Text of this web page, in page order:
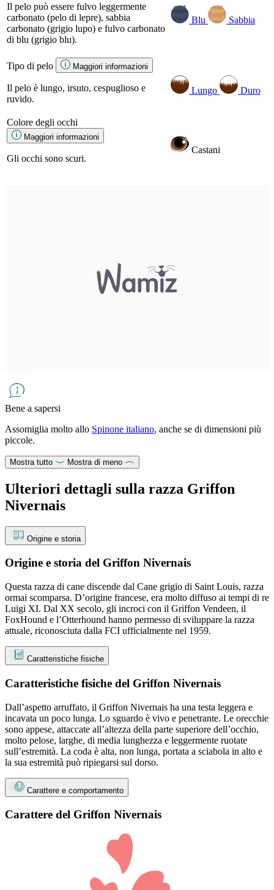
Il pelo può essere fulvo leggermente
carbonato (pelo di lepre), sabbia
carbonato (grigio lupo) e fulvo carbonato
di blu (grigio blu).
Blu Sabbia
Tipo di pelo Maggiori informazioni
Il pelo è lungo, irsuto, cespuglioso e
ruvido.
Lungo Duro
Colore degli occhi
Maggiori informazioni
Gli occhi sono scuri.
Castani
Bene a sapersi
Assomiglia molto allo Spinone italiano, anche se di dimensioni più
piccole.
Mostra tutto Mostra di meno
Ulteriori dettagli sulla razza Griffon
Nivernais
Origine e storia
Origine e storia del Griffon Nivernais
Questa razza di cane discende dal Cane grigio di Saint Louis, razza
ormai scomparsa. D’origine francese, era molto diffuso ai tempi di re
Luigi XI. Dal XX secolo, gli incroci con il Griffon Vendeen, il
FoxHound e l’Otterhound hanno permesso di sviluppare la razza
attuale, riconosciuta dalla FCI ufficialmente nel 1959.
Caratteristiche fisiche
Caratteristiche fisiche del Griffon Nivernais
Dall’aspetto arruffato, il Griffon Nivernais ha una testa leggera e
incavata un poco lunga. Lo sguardo è vivo e penetrante. Le orecchie
sono appese, attaccate all’altezza della parte superiore dell’occhio,
molto pelose, larghe, di media lunghezza e leggermente ruotate
sull’estremità. La coda è alta, non lunga, portata a sciabola in alto e
la sua estremità può ripiegarsi sul dorso.
Carattere e comportamento
Carattere del Griffon Nivernais